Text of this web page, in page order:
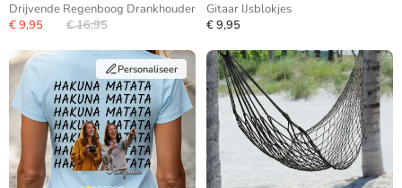
Drijvende Regenboog Drankhouder
€ 9,95
€ 16,95
Gitaar IJsblokjes
€ 9,95
Personaliseer